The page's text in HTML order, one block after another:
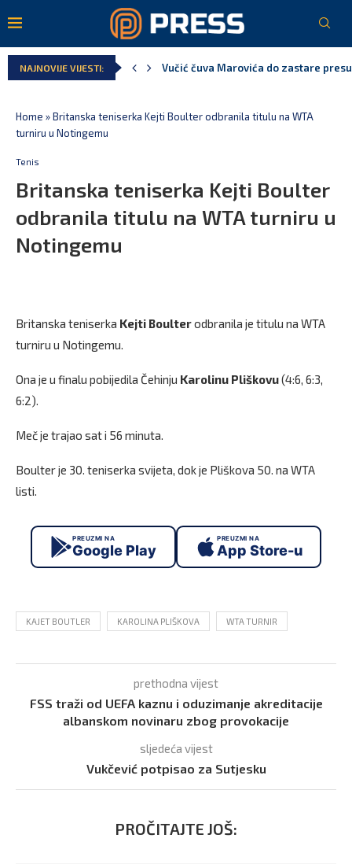
NAJNOVIJE VIJESTI:
Vučić čuva Marovića do zastare
Home »Britanska teniserka Kejti Boulter odbranila titulu na WTA
turniru u Notingemu
Tenis
Britanska teniserka Kejti Boulter
odbranila titulu na WTA turniru u
Notingemu
Britanska teniserka Kejti Boulterodbranila je titulu na WTA
turniru u Notingemu.
Ona je u finalu pobijedila Čehinju Karolinu Pliškovu(4:6, 6:3,
6:2).
Meč je trajao sat i 56 minuta.
Boulter je 30. teniserka svijeta, dok je Pliškova 50. na WTA
listi.
PREUZMI NA
Google Play
PREUZMI NA
App Store-u
KAJET BOUTLER KAROLINA PLIŠKOVA WTA TURNIR
prethodna vijest
FSS traži od UEFA kaznu i oduzimanje akreditacije
albanskom novinaru zbog provokacije
sljedeća vijest
Vukčević potpisao za Sutjesku
PROČITAJTE JOŠ: